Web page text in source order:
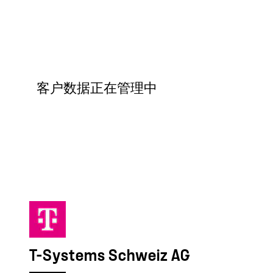
客户数据正在管理中
T-Systems Schweiz AG